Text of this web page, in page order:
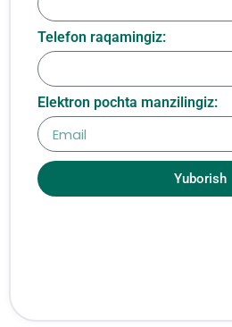
Telefon raqamingiz:
Elektron pochta manzilingiz:
Yuborish